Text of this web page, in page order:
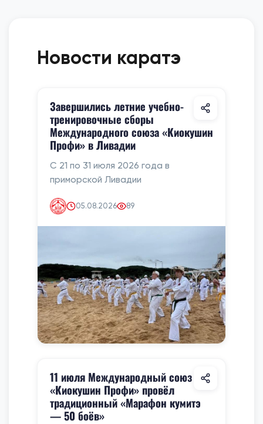
Новости каратэ
Завершились летние учебно-
тренировочные сборы
Международного союза «Киокушин
Профи» в Ливадии
С 21 по 31 июля 2026 года в
приморской Ливадии
05.08.2026 89
11 июля Международный союз
«Киокушин Профи» провёл
традиционный «Марафон кумитэ
— 50 боёв»